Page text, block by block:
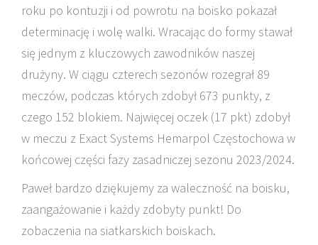
roku po kontuzji i od powrotu na boisko pokazał
determinację i wolę walki. Wracając do formy stawał
się jednym z kluczowych zawodników naszej
drużyny. W ciągu czterech sezonów rozegrał 89
meczów, podczas których zdobył 673 punkty, z
czego 152 blokiem. Najwięcej oczek (17 pkt) zdobył
w meczu z Exact Systems Hemarpol Częstochowa w
końcowej części fazy zasadniczej sezonu 2023/2024.
Paweł bardzo dziękujemy za waleczność na boisku,
zaangażowanie i każdy zdobyty punkt! Do
zobaczenia na siatkarskich boiskach.